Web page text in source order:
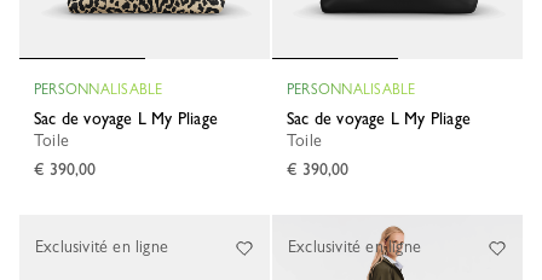
PERSONNALISABLE
Sac de voyage L My Pliage
Toile
€ 390,00
PERSONNALISABLE
Sac de voyage L My Pliage
Toile
€ 390,00
Exclusivité en ligne Exclusivité en ligne